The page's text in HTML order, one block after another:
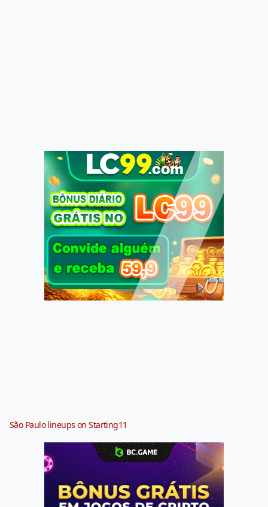
São Paulo lineups on Starting11